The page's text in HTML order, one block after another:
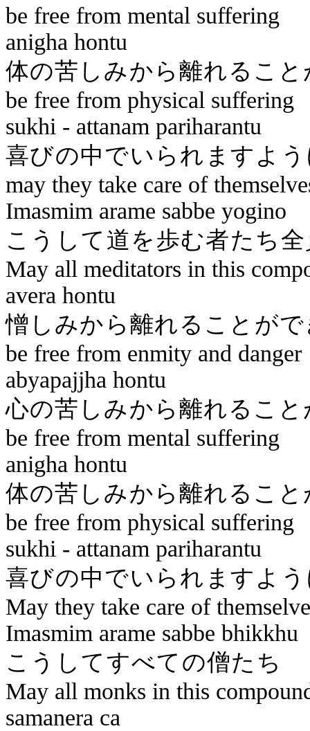
be free from mental suffering
anigha hontu
体の苦しみから離
be free from physical suffering
sukhi - attanam pariharantu
喜びの中で
may they take care of
Imasmim arame sabbe yogino
こうして道を
May all meditators in this
avera hontu
憎しみから離れ
be free from enmity and danger
abyapajjha hontu
心の苦しみから離
be free from mental suffering
anigha hontu
体の苦しみから離
be free from physical suffering
sukhi - attanam pariharantu
喜びの中で
May they take care of
Imasmim arame sabbe bhikkhu
こうして
May all monks in this
samanera ca